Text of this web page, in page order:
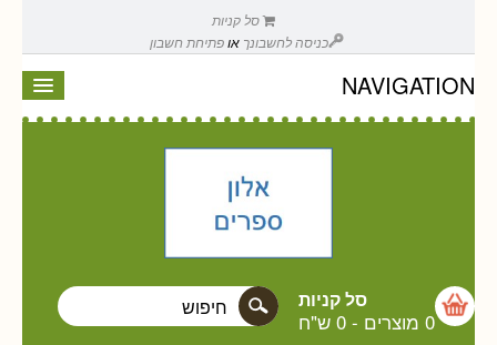
סל קניות
כניסה לחשבונך אופתיחת חשבון
NAVIGATION
סל קניות
0 מוצרים - 0 ש"ח